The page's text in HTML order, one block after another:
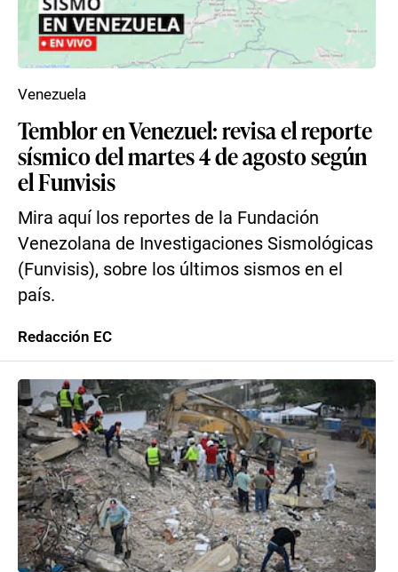
Temblor en Venezuel: revisa el reporte
sísmico del martes 4 de agosto según
el Funvisis
Mira aquí los reportes de la Fundación
Venezolana de Investigaciones Sismológicas
(Funvisis), sobre los últimos sismos en el
país.
Venezuela
Redacción EC